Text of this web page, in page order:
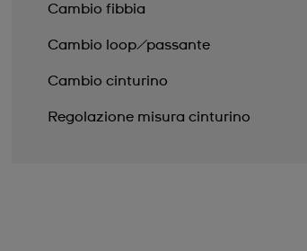
Cambio fibbia
Cambio loop/passante
Cambio cinturino
Regolazione misura cinturino